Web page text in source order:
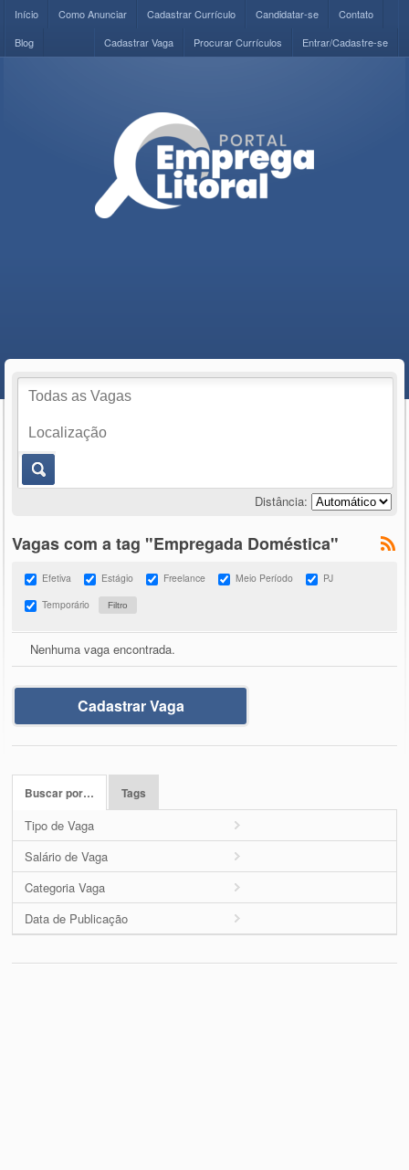
Início Como Anunciar Cadastrar Currículo Candidatar-se
Contato
Blog
Entrar/Cadastre-se
Procurar Currículos
Cadastrar Vaga
Distância:
Vagas com a tag "Empregada Doméstica"
Efetiva Estágio Freelance Meio Período
PJ
Temporário
Nenhuma vaga encontrada.
Cadastrar Vaga
Buscar por… Tags
Tipo de Vaga
Salário de Vaga
Categoria Vaga
Data de Publicação